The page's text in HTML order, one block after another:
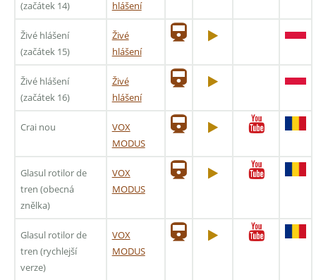
(začátek 14)
hlášení
Živé hlášení
(začátek 15)
Živé
hlášení
Živé hlášení
(začátek 16)
Živé
hlášení
Crai nou
VOX
MODUS
Glasul rotilor de
tren (obecná
znělka)
VOX
MODUS
Glasul rotilor de
tren (rychlejší
verze)
VOX
MODUS